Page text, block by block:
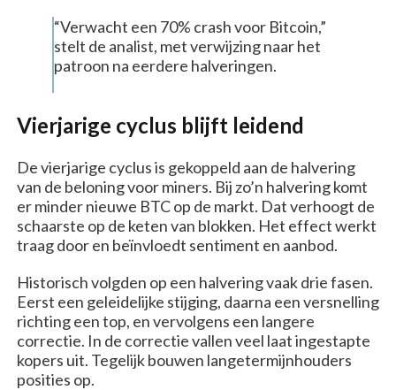
“Verwacht een 70% crash voor Bitcoin,”
stelt de analist, met verwijzing naar het
patroon na eerdere halveringen.
Vierjarige cyclus blijft leidend
De vierjarige cyclus is gekoppeld aan de halvering
van de beloning voor miners. Bij zo’n halvering komt
er minder nieuwe BTC op de markt. Dat verhoogt de
schaarste op de keten van blokken. Het effect werkt
traag door en beïnvloedt sentiment en aanbod.
Historisch volgden op een halvering vaak drie fasen.
Eerst een geleidelijke stijging, daarna een versnelling
richting een top, en vervolgens een langere
correctie. In de correctie vallen veel laat ingestapte
kopers uit. Tegelijk bouwen langetermijnhouders
posities op.